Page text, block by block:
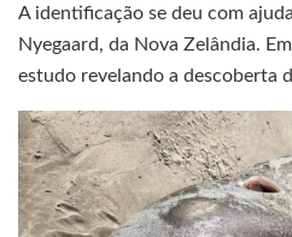
A identificação se deu com
Nyegaard, da Nova Zelândia.
estudo revelando a descoberta